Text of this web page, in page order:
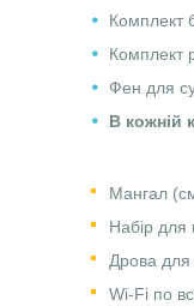
Комплект
Комплект
Фен для
В кожній
Мангал
Набір для
Дрова для
Wi-Fi по